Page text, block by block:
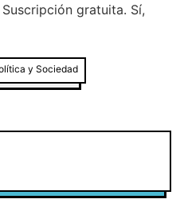
gratuita. Sí,
y Sociedad